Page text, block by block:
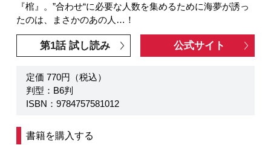
『棺』。”合わせ“に必要な人数を集めるために海夢が誘っ
たのは、まさかのあの人…！
第1話 試し読み 公式サイト
定価 770円（税込）
判型：B6判
ISBN：9784757581012
書籍を購入する